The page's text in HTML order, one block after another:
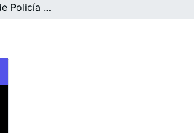
Inspección 16 de Policía Municipal